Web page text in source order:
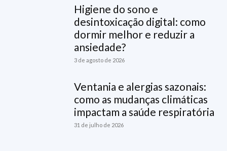
Higiene do sono e
desintoxicação digital: como
dormir melhor e reduzir a
ansiedade?
3 de agosto de 2026
Ventania e alergias sazonais:
como as mudanças climáticas
impactam a saúde respiratória
31 de julho de 2026